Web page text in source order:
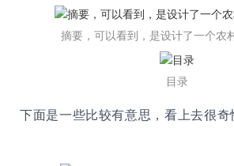
摘要，可以看到，是设计了一个农
目录
下面是一些比较有意思，看上去很奇